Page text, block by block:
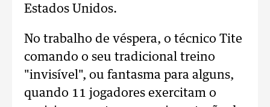
Estados Unidos.
No trabalho de véspera, o técnico Tite
comando o seu tradicional treino
"invisível", ou fantasma para alguns,
quando 11 jogadores exercitam o